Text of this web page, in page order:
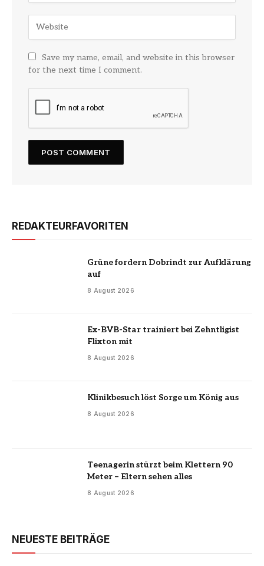
Save my name, email, and website in this browser
for the next time I comment.
REDAKTEURFAVORITEN
Grüne fordern Dobrindt zur Aufklärung
auf
8 August 2026
Ex-BVB-Star trainiert bei Zehntligist
Flixton mit
8 August 2026
Klinikbesuch löst Sorge um König aus
8 August 2026
Teenagerin stürzt beim Klettern 90
Meter – Eltern sehen alles
8 August 2026
NEUESTE BEITRÄGE